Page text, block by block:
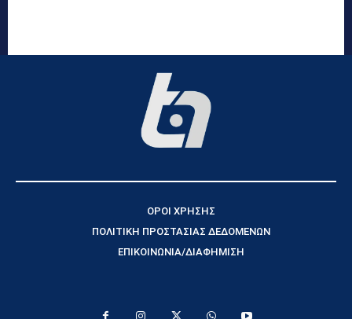
ΟΡΟΙ ΧΡΗΣΗΣ
ΠΟΛΙΤΙΚΗ ΠΡΟΣΤΑΣΙΑΣ ΔΕΔΟΜΕΝΩΝ
ΕΠΙΚΟΙΝΩΝΙΑ/ΔΙΑΦΗΜΙΣΗ